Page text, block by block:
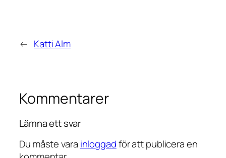
← Katti Alm
Kommentarer
Lämna ett svar
Du måste vara inloggadför att publicera en